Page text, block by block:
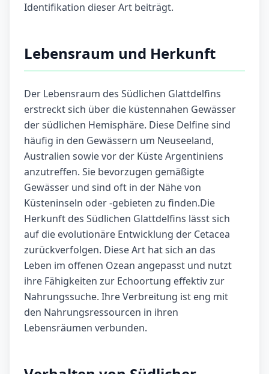
Identifikation dieser Art beiträgt.
Lebensraum und Herkunft
Der Lebensraum des Südlichen Glattdelfins
erstreckt sich über die küstennahen Gewässer
der südlichen Hemisphäre. Diese Delfine sind
häufig in den Gewässern um Neuseeland,
Australien sowie vor der Küste Argentiniens
anzutreffen. Sie bevorzugen gemäßigte
Gewässer und sind oft in der Nähe von
Küsteninseln oder -gebieten zu finden.Die
Herkunft des Südlichen Glattdelfins lässt sich
auf die evolutionäre Entwicklung der Cetacea
zurückverfolgen. Diese Art hat sich an das
Leben im offenen Ozean angepasst und nutzt
ihre Fähigkeiten zur Echoortung effektiv zur
Nahrungssuche. Ihre Verbreitung ist eng mit
den Nahrungsressourcen in ihren
Lebensräumen verbunden.